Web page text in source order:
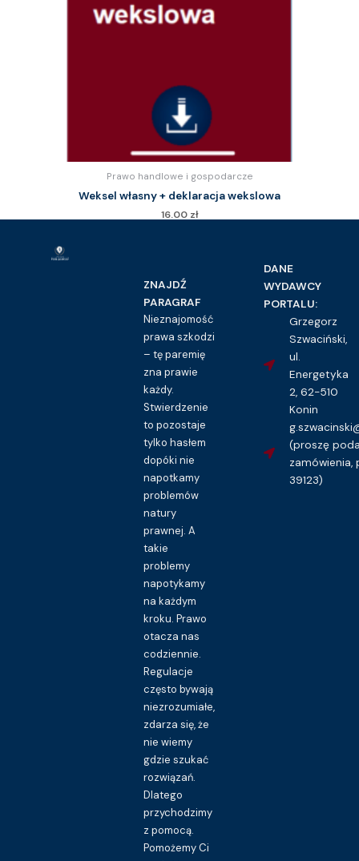
Prawo handlowe i gospodarcze
Weksel własny + deklaracja wekslowa
16.00 zł
ZNAJDŹ
PARAGRAF
Nieznajomość
prawa szkodzi
– tę paremię
zna prawie
każdy.
Stwierdzenie
to pozostaje
tylko hasłem
dopóki nie
napotkamy
problemów
natury
prawnej. A
takie
problemy
napotykamy
na każdym
kroku. Prawo
otacza nas
codziennie.
Regulacje
często bywają
niezrozumiałe,
zdarza się, że
nie wiemy
gdzie szukać
rozwiązań.
Dlatego
przychodzimy
z pomocą.
Pomożemy Ci
DANE
WYDAWCY
PORTALU:
Grzegorz
Szwaciński,
ul.
Energetyka
2, 62-510
Konin
(proszę
zamówienia,
39123)